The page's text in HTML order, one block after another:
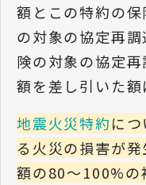
額とこの特約の
の対象の協定再
険の対象の協定
額を差し引いた額
地震火災特約に
る火災の損害が
額の80〜100%の